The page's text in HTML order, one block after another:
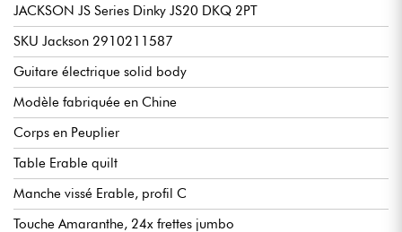
JACKSON JS Series Dinky JS20 DKQ 2PT
SKU Jackson 2910211587
Guitare électrique solid body
Modèle fabriquée en Chine
Corps en Peuplier
Table Erable quilt
Manche vissé Erable, profil C
Touche Amaranthe, 24x frettes jumbo